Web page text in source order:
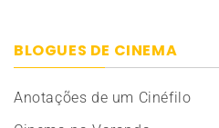
BLOGUES DE CINEMA
Anotações de um Cinéfilo